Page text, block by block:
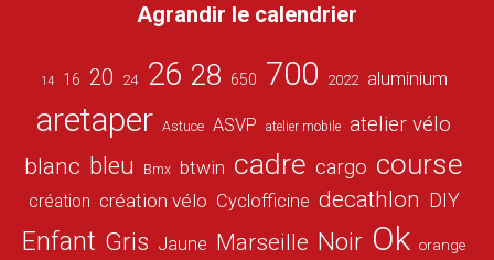
Agrandir le calendrier
14 16 20 24 26 28 650 700 2022 aluminium
aretaper Astuce ASVP atelier mobile atelier vélo
blanc bleu Bmx btwin cadre cargo course
création création vélo Cyclofficine decathlon DIY
Enfant Gris Jaune Marseille Noir Ok orange